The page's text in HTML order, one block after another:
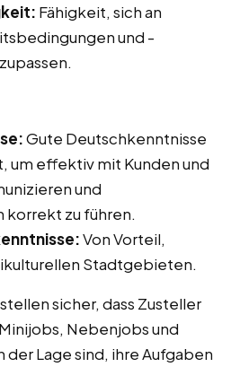
Fähigkeit, sich an
und -
Gute Deutschkenntnisse
um effektiv mit Kunden und
und
zu führen.
Von Vorteil,
Stadtgebieten.
sicher, dass Zusteller
Nebenjobs und
der Lage sind, ihre Aufgaben